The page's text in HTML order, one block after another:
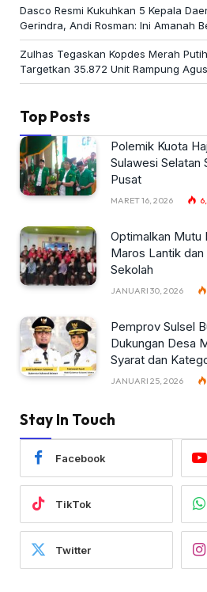
Dasco Resmi Kukuhkan 5 Kepala
Gerindra, Andi Rosman: Ini Amanah
Zulhas Tegaskan Kopdes Merah
Targetkan 35.872 Unit Rampung
Top Posts
Polemik Kuota
Sulawesi Selatan
Pusat
MARET 16, 2026
Optimalkan Mutu
Maros Lantik
Sekolah
JANUARI 30, 2026
Pemprov Sulsel
Dukungan Desa
Syarat dan
JANUARI 25, 2026
Stay In Touch
Facebook
TikTok
Twitter